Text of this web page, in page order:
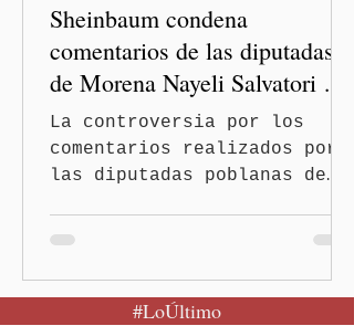
interinstituci
Sheinbaum condena
comentarios de las diputadas
de Morena Nayeli Salvatori y
Graciela Palomares
La controversia por los
comentarios realizados por
las diputadas poblanas de
este miércoles hasta la
conferencia matutina de la
#LoÚltimo